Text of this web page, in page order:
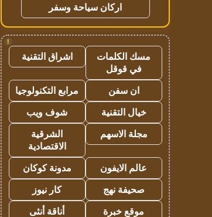
اركان سياحة وسفر
!
مسك الكلمات
في قوقل
اشراق التقنية
ان سفن
مرابع التكنولوجيا
خيال التقنية
شوف ويب
مجلة الاسهم
الشرقية
الاقتصادية
عالم الايفون
مدونة كوكان
صحيفة نهج
كار نيوز
موقع خبرة
أناقة أنثى